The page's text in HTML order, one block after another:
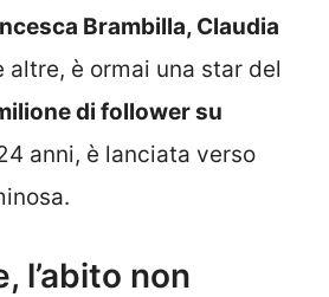
Brambilla, Claudia
altre, è ormai una star del
di follower su
anni, è lanciata verso
l’abito non